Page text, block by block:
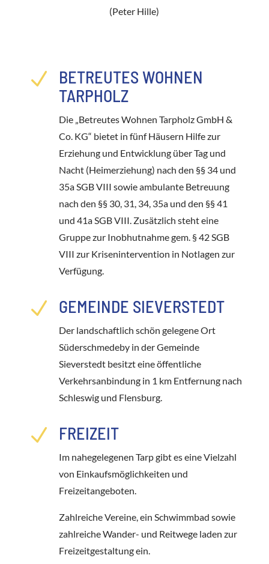
(Peter Hille)
N
BETREUTES WOHNEN
TARPHOLZ
Die „Betreutes Wohnen Tarpholz GmbH &
Co. KG“ bietet in fünf Häusern Hilfe zur
Erziehung und Entwicklung über Tag und
Nacht (Heimerziehung) nach den §§ 34 und
35a SGB VIII sowie ambulante Betreuung
nach den §§ 30, 31, 34, 35a und den §§ 41
und 41a SGB VIII. Zusätzlich steht eine
Gruppe zur Inobhutnahme gem. § 42 SGB
VIII zur Krisenintervention in Notlagen zur
Verfügung.
N GEMEINDE SIEVERSTEDT
Der landschaftlich schön gelegene Ort
Süderschmedeby in der Gemeinde
Sieverstedt besitzt eine öffentliche
Verkehrsanbindung in 1 km Entfernung nach
Schleswig und Flensburg.
N FREIZEIT
Im nahegelegenen Tarp gibt es eine Vielzahl
von Einkaufsmöglichkeiten und
Freizeitangeboten.
Zahlreiche Vereine, ein Schwimmbad sowie
zahlreiche Wander- und Reitwege laden zur
Freizeitgestaltung ein.